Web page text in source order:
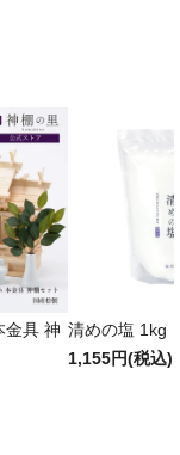
金具 神 清めの塩 1kg
1,155円(税込)